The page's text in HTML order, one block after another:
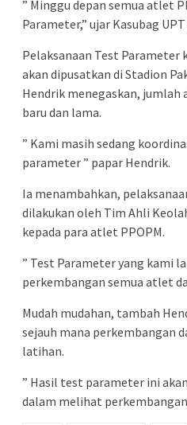
” Minggu depan semua atlet
Parameter,” ujar Kasubag
Pelaksanaan Test Parameter
akan dipusatkan di Stadion
Hendrik menegaskan,
baru dan lama.
” Kami masih sedang
parameter ” papar Hendrik.
Ia menambahkan,
dilakukan oleh Tim Ahli
kepada para atlet PPOPM.
” Test Parameter yang kami
perkembangan semua atlet
Mudah mudahan, tambah
sejauh mana perkembangan
latihan.
” Hasil test parameter ini
dalam melihat